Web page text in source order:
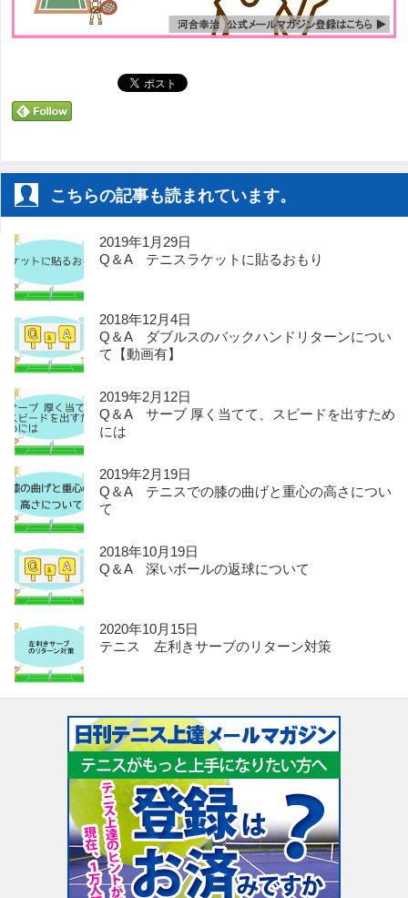
こちらの記事も読まれています。
2019年1月29日
Q＆A テニスラケットに貼るおもり
2018年12月4日
Q＆A ダブルスのバックハンドリターンについ
て【動画有】
2019年2月12日
Q＆A サーブ 厚く当てて、スピードを出すため
には
2019年2月19日
Q＆A テニスでの膝の曲げと重心の高さについ
て
2018年10月19日
Q＆A 深いボールの返球について
2020年10月15日
テニス 左利きサーブのリターン対策